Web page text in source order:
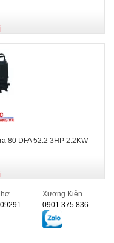
80 DFA 52.2 3HP 2.2KW
Xương Kiên
0901 375 836